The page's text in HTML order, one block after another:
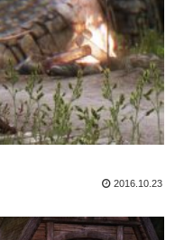
2016.10.23